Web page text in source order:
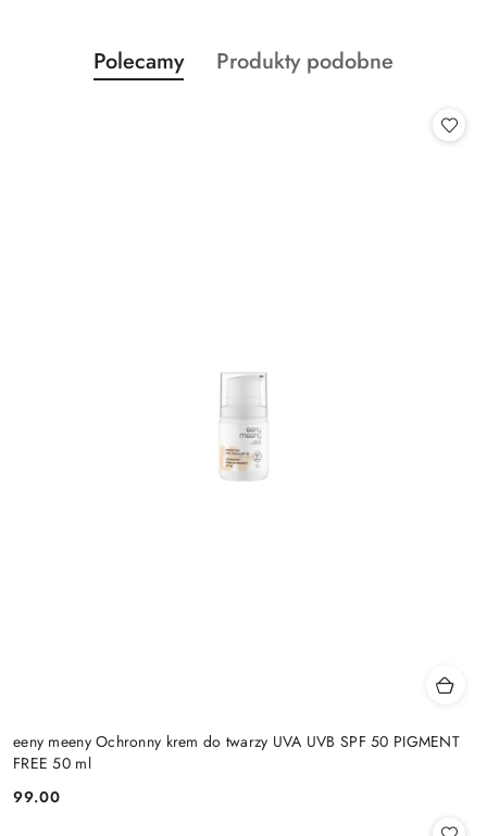
Pomiń karuzelę produktów
Produkty
o
Polecamy
Produkty
Produkty podobne
eeny meeny Ochronny krem do twarzy UVA UVB SPF 50 PIGMENT
FREE 50 ml
Cena:
99.00